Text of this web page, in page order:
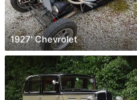
1927' Chevrolet